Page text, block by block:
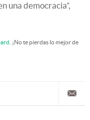
una democracia”,
. ¡No te pierdas lo mejor de